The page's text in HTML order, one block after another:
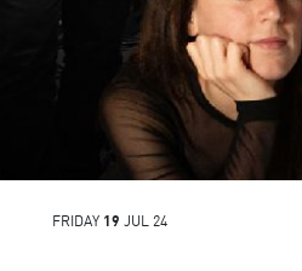
FRIDAY 19 JUL 24